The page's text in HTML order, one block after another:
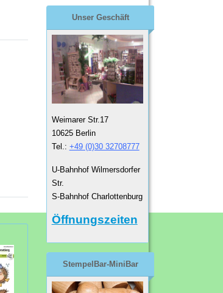
Unser Geschäft
Weimarer Str.17
10625 Berlin
Tel.: +49 (0)30 32708777
U-Bahnhof Wilmersdorfer
Str.
S-Bahnhof Charlottenburg
Öffnungszeiten
StempelBar-MiniBar